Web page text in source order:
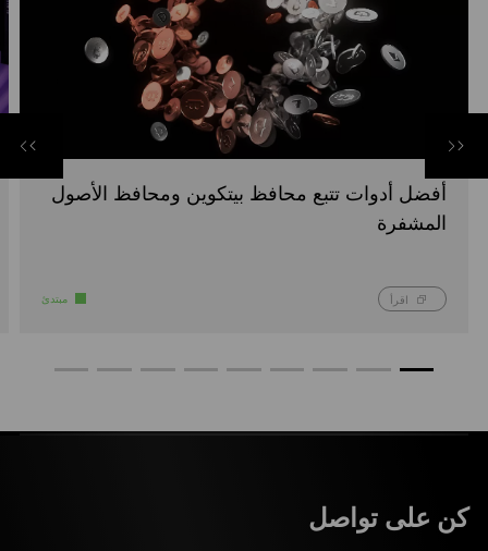
أفضل أدوات تتبع محافظ بيتكوين ومحافظ الأصول
المشفرة
اقرأ مبتدئ
كن على تواصل